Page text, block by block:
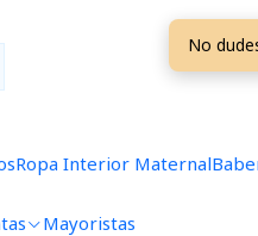
Ropa Interior Maternal
Mayoristas
No